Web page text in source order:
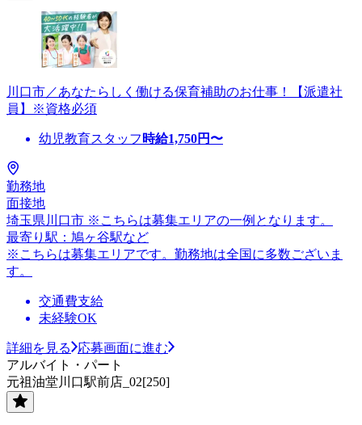
川口市／あなたらしく働ける保育補助のお仕事！【派遣社
員】※資格必須
幼児教育スタッフ 時給1,750円〜
勤務地
面接地
埼玉県川口市 ※こちらは募集エリアの一例となります。
最寄り駅：鳩ヶ谷駅など
※こちらは募集エリアです。勤務地は全国に多数ございま
す。
交通費支給
未経験OK
詳細を見る
応募画面に進む
アルバイト・パート
元祖油堂川口駅前店_02[250]